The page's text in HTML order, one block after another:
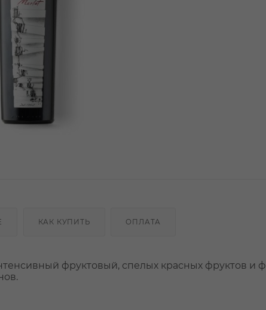
КАК КУПИТЬ ОПЛАТА
фруктовый, спелых красных фруктов и